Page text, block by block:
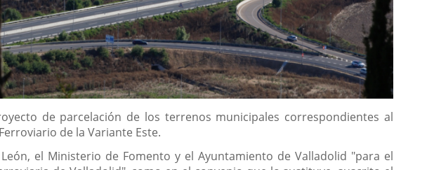
de parcelación de los terrenos municipales correspondientes al
de la Variante Este.
el Ministerio de Fomento y el Ayuntamiento de Valladolid "para el